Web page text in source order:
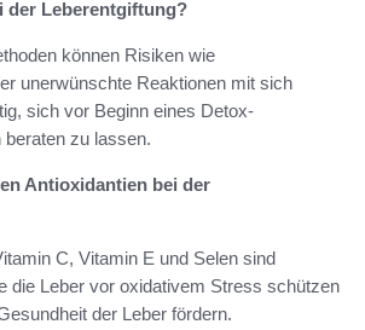
der Leberentgiftung?
können Risiken wie
unerwünschte Reaktionen mit sich
sich vor Beginn eines Detox-
zu lassen.
Antioxidantien bei der
C, Vitamin E und Selen sind
die Leber vor oxidativem Stress schützen
der Leber fördern.